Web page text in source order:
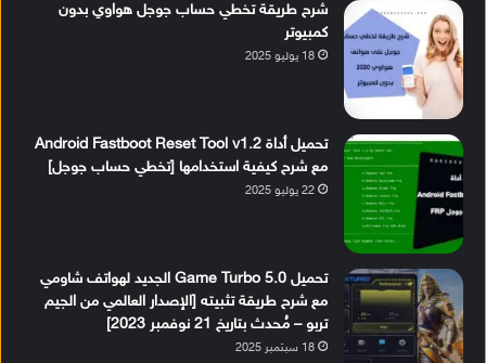
شرح طريقة تخطي حساب جوجل هواوي بدون
كمبيوتر
18 يوليو 2025
تحميل أداة Android Fastboot Reset Tool v1.2
مع شرح كيفية استخدامها [تخطي حساب جوجل]
22 يوليو 2025
تحميل Game Turbo 5.0 الجديد لهواتف شاومي
مع شرح طريقة تثبيته [الإصدار العالمي من الجيم
تربو – مُحدث بتاريخ 21 نوفمبر 2023]
18 سبتمبر 2025